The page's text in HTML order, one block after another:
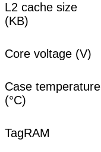
L2 cache size
(KB)
Core voltage (V)
Case temperature
(°C)
TagRAM